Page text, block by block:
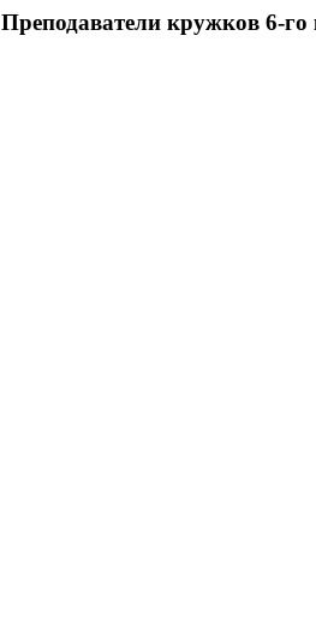
Преподаватели кружков 6-го